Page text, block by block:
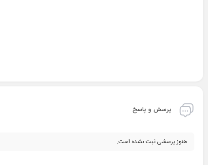
پرسش و پاسخ
هنوز پرسشی ثبت نشده است.